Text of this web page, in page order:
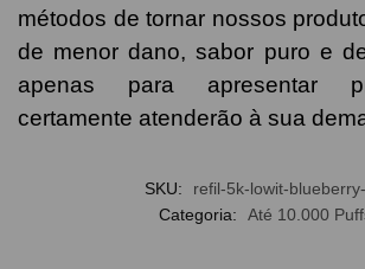
métodos de tornar nossos
de menor dano, sabor puro e
apenas para apresentar
certamente atenderão à sua
SKU:
refil-5k-lowit-
Categoria:
Até 10.000